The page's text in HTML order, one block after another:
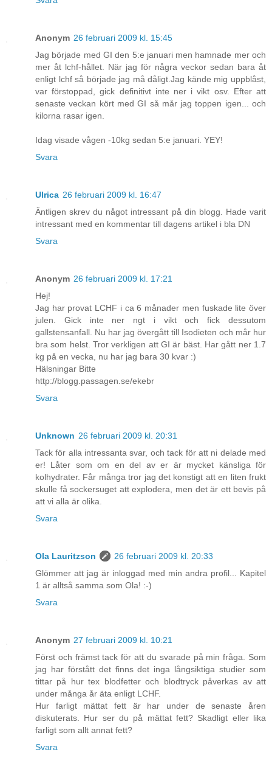
Anonym 26 februari 2009 kl. 15:45
Jag började med GI den 5:e januari men hamnade mer och
mer åt lchf-hållet. När jag för några veckor sedan bara åt
enligt lchf så började jag må dåligt.Jag kände mig uppblåst,
var förstoppad, gick definitivt inte ner i vikt osv. Efter att
senaste veckan kört med GI så mår jag toppen igen... och
kilorna rasar igen.
Idag visade vågen -10kg sedan 5:e januari. YEY!
Svara
Ulrica 26 februari 2009 kl. 16:47
Äntligen skrev du något intressant på din blogg. Hade varit
intressant med en kommentar till dagens artikel i bla DN
Svara
Anonym 26 februari 2009 kl. 17:21
Hej!
Jag har provat LCHF i ca 6 månader men fuskade lite över
julen. Gick inte ner ngt i vikt och fick dessutom
gallstensanfall. Nu har jag övergått till Isodieten och mår hur
bra som helst. Tror verkligen att GI är bäst. Har gått ner 1.7
kg på en vecka, nu har jag bara 30 kvar :)
Hälsningar Bitte
http://blogg.passagen.se/ekebr
Svara
Unknown 26 februari 2009 kl. 20:31
Tack för alla intressanta svar, och tack för att ni delade med
er! Låter som om en del av er är mycket känsliga för
kolhydrater. Får många tror jag det konstigt att en liten frukt
skulle få sockersuget att explodera, men det är ett bevis på
att vi alla är olika.
Svara
Ola Lauritzson
26 februari 2009 kl. 20:33
Glömmer att jag är inloggad med min andra profil... Kapitel
1 är alltså samma som Ola! :-)
Svara
Anonym 27 februari 2009 kl. 10:21
Först och främst tack för att du svarade på min fråga. Som
jag har förstått det finns det inga långsiktiga studier som
tittar på hur tex blodfetter och blodtryck påverkas av att
under många år äta enligt LCHF.
Hur farligt mättat fett är har under de senaste åren
diskuterats. Hur ser du på mättat fett? Skadligt eller lika
farligt som allt annat fett?
Svara